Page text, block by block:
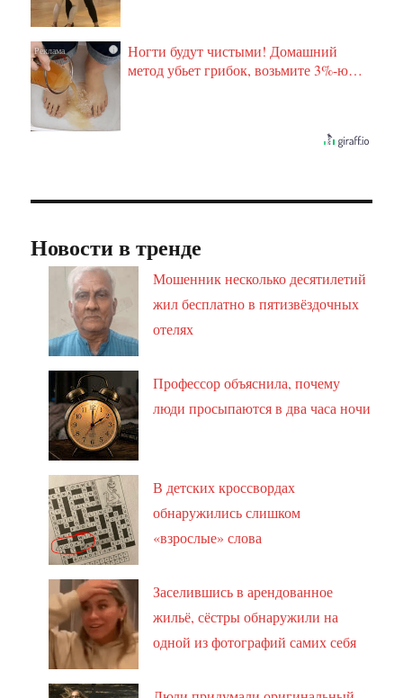
i
Ногти будут чистыми! Домашний
метод убьет грибок, возьмите 3%-ю…
Новости в тренде
Мошенник несколько десятилетий
жил бесплатно в пятизвёздочных
отелях
Профессор объяснила, почему
люди просыпаются в два часа ночи
В детских кроссвордах
обнаружились слишком
«взрослые» слова
Заселившись в арендованное
жильё, сёстры обнаружили на
одной из фотографий самих себя